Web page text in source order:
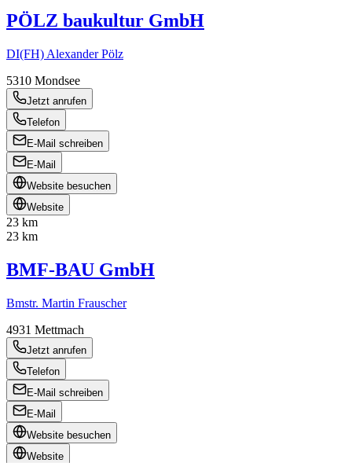
PÖLZ baukultur GmbH
DI(FH) Alexander Pölz
5310 Mondsee
Jetzt anrufen
Telefon
E-Mail schreiben
E-Mail
Website besuchen
Website
23 km
23 km
BMF-BAU GmbH
Bmstr. Martin Frauscher
4931 Mettmach
Jetzt anrufen
Telefon
E-Mail schreiben
E-Mail
Website besuchen
Website